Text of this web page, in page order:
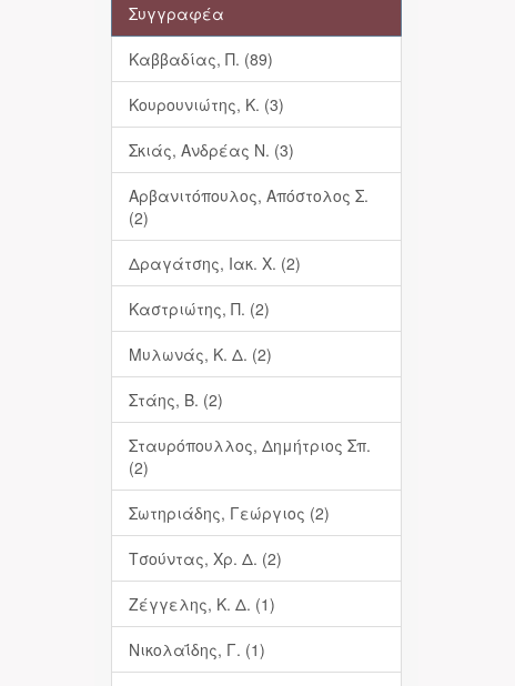
Συγγραφέα
Καββαδίας, Π. (89)
Κουρουνιώτης, Κ. (3)
Σκιάς, Ανδρέας Ν. (3)
Αρβανιτόπουλος, Απόστολος Σ.
(2)
Δραγάτσης, Ιακ. Χ. (2)
Καστριώτης, Π. (2)
Μυλωνάς, Κ. Δ. (2)
Στάης, Β. (2)
Σταυρόπουλλος, Δημήτριος Σπ.
(2)
Σωτηριάδης, Γεώργιος (2)
Τσούντας, Χρ. Δ. (2)
Ζέγγελης, Κ. Δ. (1)
Νικολαΐδης, Γ. (1)